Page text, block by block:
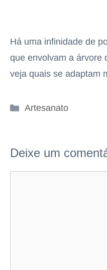
Há uma infinidade de
que envolvam a árvore
veja quais se adaptam
Categorias
Artesanato
Deixe um